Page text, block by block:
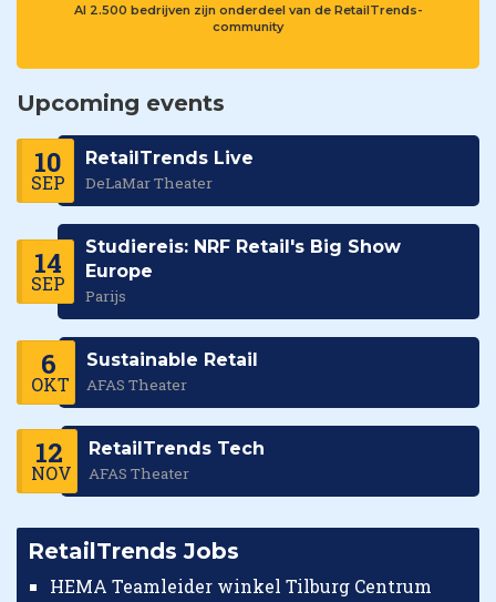
Al 2.500 bedrijven zijn onderdeel van de RetailTrends-
community
Upcoming events
10
SEP
RetailTrends Live
DeLaMar Theater
14
SEP
Studiereis: NRF Retail's Big Show
Europe
Parijs
6
OKT
Sustainable Retail
AFAS Theater
12
NOV
RetailTrends Tech
AFAS Theater
RetailTrends Jobs
HEMA Teamleider winkel Tilburg Centrum